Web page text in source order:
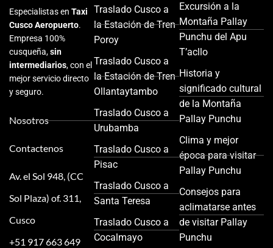
Especialistas en Taxi
Cusco Aeropuerto.
Empresa 100%
cusqueña,sin
intermediarios, con el
mejor servicio directo
y seguro.
Nosotros
Contactenos
Av. el Sol 948, (CC
Sol Plaza) of. 311,
Cusco
+51 917 663 649
Traslado Cusco a
la Estación de Tren
Poroy
Traslado Cusco a
la Estación de Tren
Ollantaytambo
Traslado Cusco a
Urubamba
Traslado Cusco a
Pisac
Traslado Cusco a
Santa Teresa
Traslado Cusco a
Cocalmayo
Excursión a la
Montaña Pallay
Punchu del Apu
T’acllo
Historia y
significado cultural
de la Montaña
Pallay Punchu
Clima y mejor
época para visitar
Pallay Punchu
Consejos para
aclimatarse antes
de visitar Pallay
Punchu